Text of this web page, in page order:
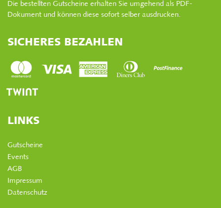
Die bestellten Gutscheine erhalten Sie umgehend als PDF-
Dokument und können diese sofort selber ausdrucken.
SICHERES BEZAHLEN
LINKS
Gutscheine
Events
AGB
Impressum
Datenschutz